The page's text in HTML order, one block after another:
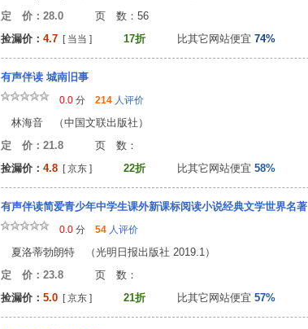
定 价：28.0 页 数：56
捡漏价： 4.7 [ 当当 ] 17折 比其它网站便宜 74%
有声伴读 城南旧事
0.0 分 214 人评价
林海音 （中国文联出版社）
定 价：21.8 页 数：
捡漏价： 4.8 [ 京东 ] 22折 比其它网站便宜 58%
有声伴读简爱青少年中学生课外新课标阅读小说经典文学世界名著
0.0 分 54 人评价
夏洛蒂勃朗特 （光明日报出版社 2019.1）
定 价：23.8 页 数：
捡漏价： 5.0 [ 京东 ] 21折 比其它网站便宜 57%